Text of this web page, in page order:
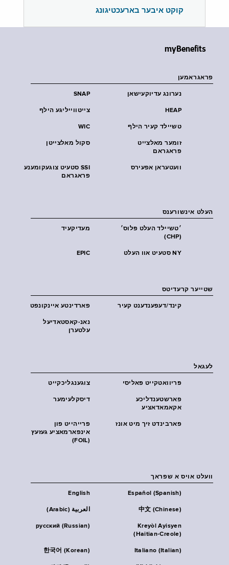
קוקט איבער בארעכטיגונג
myBenefits
פראגראמען
SNAP נערונג עדיוקעישאן
צייטווייליגע הילף HEAP
WIC טשיילד קעיר הילף
סקול מאלצייטן
זומער מאלצייט
פראגראם
SSI סטעיט צוגעקומענע
פראגראם
וועטעראן אפעירס
העלט אינשורענס
מעדיקעיד
׳טשיילד העלט פּלוס׳
(CHP)
EPIC NY סטעיט אוו העלט
שטייער קרעדיטס
פארדינטע איינקונפט קינד/דעפענדענט קעיר
נאנ-קאסטאדיעל
עלטערן
לעגאל
צוגענגליכקייט פּריוואטקייט פּאליסי
דיסקלעימער
פארשטענדליכע
אקאמאדאציע
פרייהייט פון
אינפארמאציע געזעץ
(FOIL)
פארבינדט זיך מיט אונז
וועלט אויס א שפראך
English Español (Spanish)
العربية (Arabic) 中文 (Chinese)
русский (Russian)
Kreyòl Ayisyen
(Haitian-Creole)
한국어 (Korean) Italiano (Italian)